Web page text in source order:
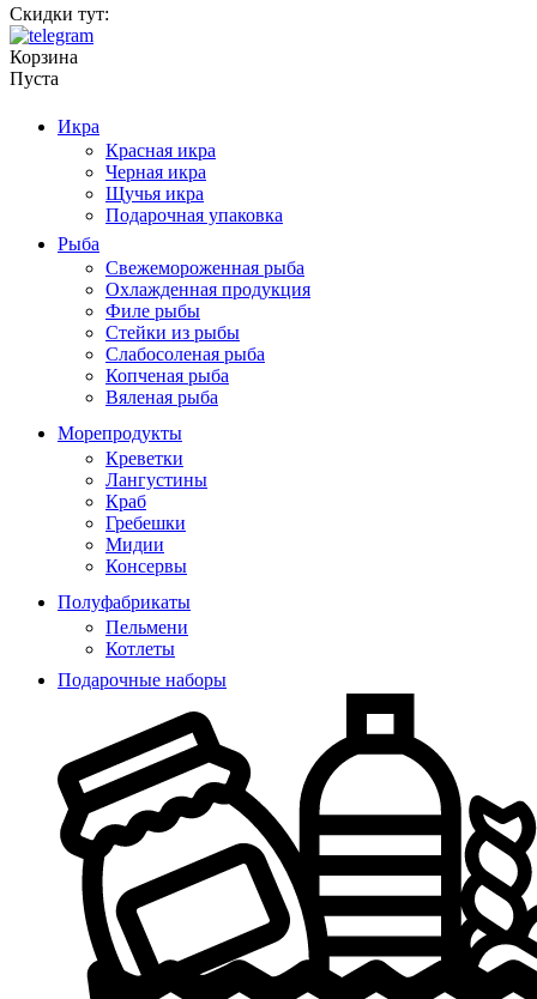
Скидки тут:
Корзина
Пуста
Икра
Красная икра
Черная икра
Щучья икра
Подарочная упаковка
Рыба
Свежемороженная рыба
Охлажденная продукция
Филе рыбы
Стейки из рыбы
Слабосоленая рыба
Копченая рыба
Вяленая рыба
Морепродукты
Креветки
Лангустины
Краб
Гребешки
Мидии
Консервы
Полуфабрикаты
Пельмени
Котлеты
Подарочные наборы